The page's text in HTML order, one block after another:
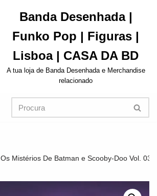
Banda Desenhada |
Funko Pop | Figuras |
Lisboa | CASA DA BD
A tua loja de Banda Desenhada e Merchandise
relacionado
Os Mistérios De Batman e Scooby-Doo Vol. 03